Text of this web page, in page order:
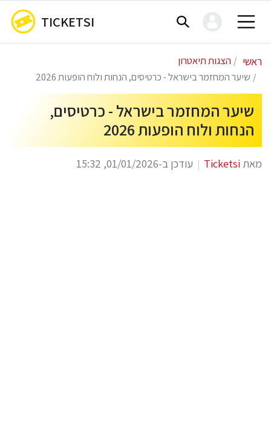
TICKETSI
ראשי
הצגות תיאטרון
שיער המחזמר בישראל - כרטיסים, הנחות ולוח הופעות 2026
שיער המחזמר בישראל - כרטיסים,
הנחות ולוח הופעות 2026
מאת Ticketsi עודכן ב-01/01/2026, 15:32